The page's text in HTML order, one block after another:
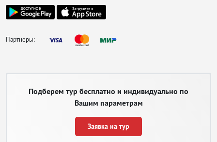
Партнеры:
Подберем тур бесплатно и индивидуально по
Вашим параметрам
Заявка на тур